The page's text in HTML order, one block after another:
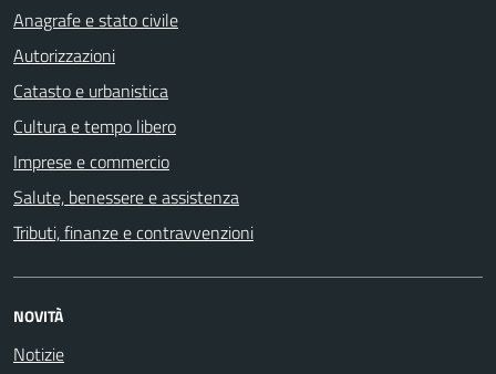
Anagrafe e stato civile
Autorizzazioni
Catasto e urbanistica
Cultura e tempo libero
Imprese e commercio
Salute, benessere e assistenza
Tributi, finanze e contravvenzioni
NOVITÀ
Notizie